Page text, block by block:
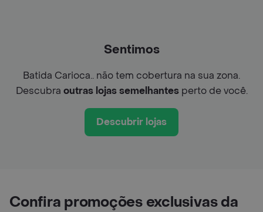
Sentimos
Batida Carioca.. não tem cobertura na sua zona.
Descubra outras lojas semelhantesperto de você.
Descubrir lojas
Confira promoções exclusivas da